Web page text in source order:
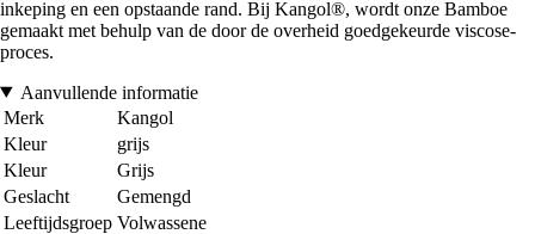
inkeping en een opstaande rand. Bij Kangol®, wordt onze Bamboe
gemaakt met behulp van de door de overheid goedgekeurde viscose-
proces.
Aanvullende informatie
Merk
Kangol
Kleur
grijs
Kleur
Grijs
Geslacht
Gemengd
Leeftijdsgroep Volwassene